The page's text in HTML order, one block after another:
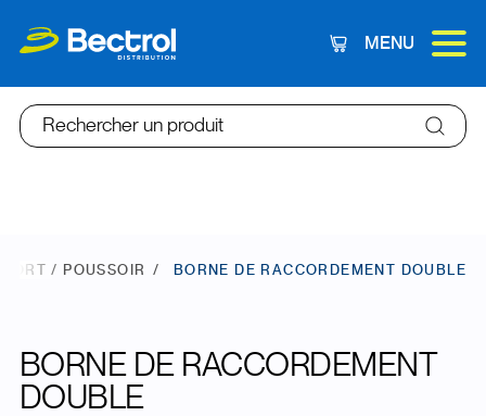
Panier
MENU
Rechercher un produit
/ POUSSOIR BORNE DE RACCORDEMENT DOUBLE
BORNE DE RACCORDEMENT
DOUBLE